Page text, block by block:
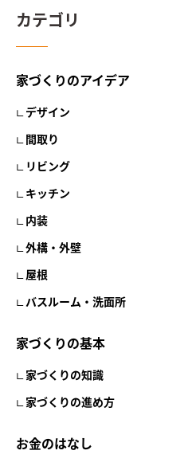
カテゴリ
家づくりのアイデア
デザイン
間取り
リビング
キッチン
内装
外構・外壁
屋根
バスルーム・洗面所
家づくりの基本
家づくりの知識
家づくりの進め方
お金のはなし